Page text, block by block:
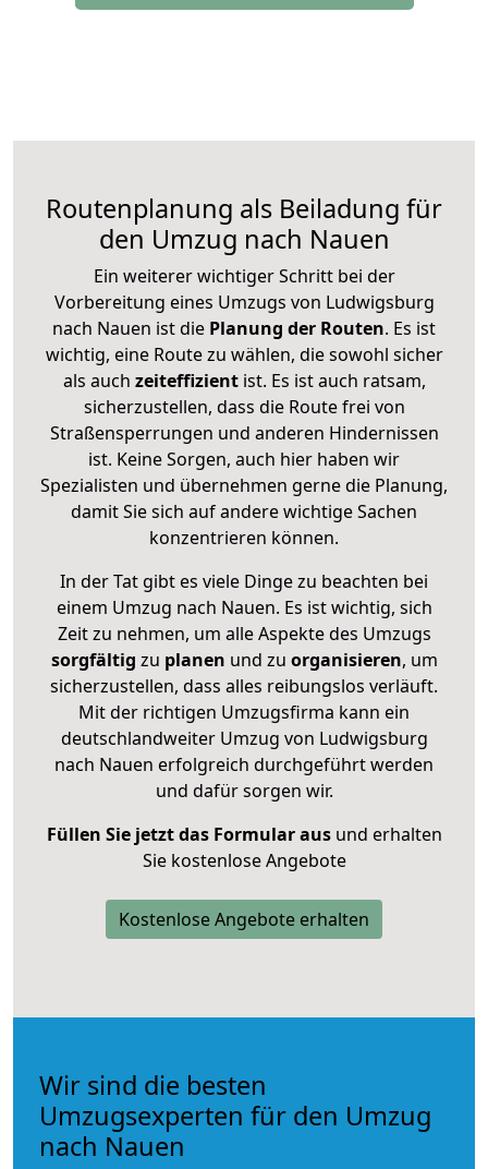
Routenplanung als Beiladung für
den Umzug nach Nauen
Ein weiterer wichtiger Schritt bei der
Vorbereitung eines Umzugs von Ludwigsburg
nach Nauen ist die Planung der Routen. Es ist
wichtig, eine Route zu wählen, die sowohl sicher
als auch zeiteffizientist. Es ist auch ratsam,
sicherzustellen, dass die Route frei von
Straßensperrungen und anderen Hindernissen
ist. Keine Sorgen, auch hier haben wir
Spezialisten und übernehmen gerne die Planung,
damit Sie sich auf andere wichtige Sachen
konzentrieren können.
In der Tat gibt es viele Dinge zu beachten bei
einem Umzug nach Nauen. Es ist wichtig, sich
Zeit zu nehmen, um alle Aspekte des Umzugs
sorgfältig zu planen und zu organisieren, um
sicherzustellen, dass alles reibungslos verläuft.
Mit der richtigen Umzugsfirma kann ein
deutschlandweiter Umzug von Ludwigsburg
nach Nauen erfolgreich durchgeführt werden
und dafür sorgen wir.
Füllen Sie jetzt das Formular ausund erhalten
Sie kostenlose Angebote
Kostenlose Angebote erhalten
Wir sind die besten
Umzugsexperten für den Umzug
nach Nauen